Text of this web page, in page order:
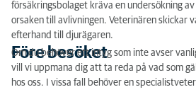
försäkringsbolaget kräva en undersökning
orsaken till avlivningen. Veterinären skickar
efterhand till djurägaren.
Före besöket
Om du behöver ett intyg som inte avser
vill vi uppmana dig att ta reda på vad som
hos oss. I vissa fall behöver en